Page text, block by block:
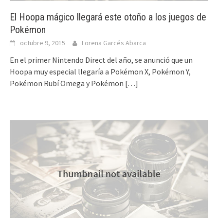
El Hoopa mágico llegará este otoño a los juegos de
Pokémon
octubre 9, 2015 Lorena Garcés Abarca
En el primer Nintendo Direct del año, se anunció que un
Hoopa muy especial llegaría a Pokémon X, Pokémon Y,
Pokémon Rubí Omega y Pokémon […]